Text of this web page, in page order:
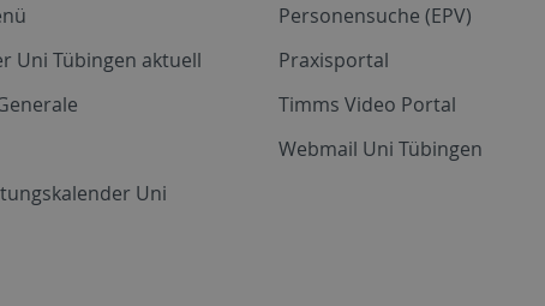
Uni Tübingen aktuell
Uni
Personensuche (EPV)
Praxisportal
Timms Video Portal
Webmail Uni Tübingen